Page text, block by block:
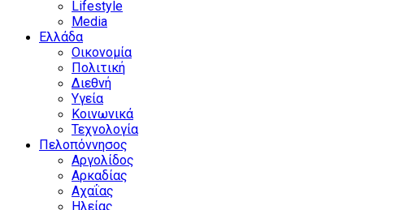
Lifestyle
Media
Ελλάδα
Οικονομία
Πολιτική
Διεθνή
Υγεία
Κοινωνικά
Τεχνολογία
Πελοπόννησος
Αργολίδος
Αρκαδίας
Αχαΐας
Ηλείας